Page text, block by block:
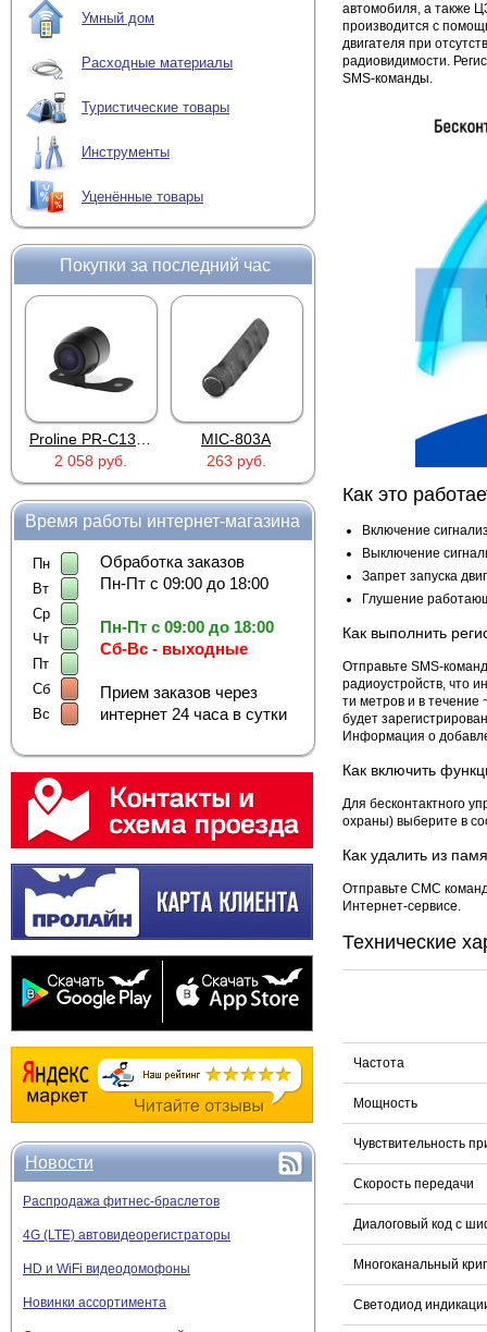
Умный дом
Расходные материалы
Туристические товары
Инструменты
Уценённые товары
Покупки за последний час
2 058 руб.
MIC-803A
263 руб.
4PIN(п)/2RCA(м)+DJK-11(п)
Время работы интернет-магазина
Пн
Вт
Ср
Чт
Пт
Сб
Вс
Обработка заказов
Пн-Пт с 09:00 до 18:00
Пн-Пт с 09:00 до 18:00
Сб-Вс - выходные
Прием заказов через
интернет 24 часа в сутки
Новости
Распродажа фитнес-браслетов
4G (LTE) автовидеорегистраторы
HD и WiFi видеодомофоны
Новинки ассортимента
автомобиля, а также
производится с
двигателя при
радиовидимости.
SMS-команды.
Как это
Включение
Выключение
Запрет запуска
Глушение
Как выполнить
Отправьте SMS-
радиоустройств, что
ти метров и в течение
будет
Информация о
Как включить
Для бесконтактного
охраны) выберите в
Как удалить из
Отправьте СМС
Интернет-сервисе.
Технические
Частота
Мощность
Чувствительность
Скорость передачи
Диалоговый код с
Многоканальный
Светодиод